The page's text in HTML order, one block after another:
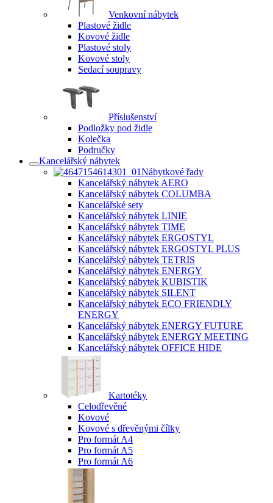
Venkovní nábytek
Plastové židle
Kovové židle
Plastové stoly
Kovové stoly
Sedací soupravy
Příslušenství
Podložky pod židle
Kolečka
Područky
Kancelářský nábytek
Nábytkové řady
Kancelářský nábytek AERO
Kancelářský nábytek COLUMBA
Kancelářské sety
Kancelářský nábytek LINIE
Kancelářský nábytek TIME
Kancelářský nábytek ERGOSTYL
Kancelářský nábytek ERGOSTYL PLUS
Kancelářský nábytek TETRIS
Kancelářský nábytek ENERGY
Kancelářský nábytek KUBISTIK
Kancelářský nábytek SILENT
Kancelářský nábytek ECO FRIENDLY
ENERGY
Kancelářský nábytek ENERGY FUTURE
Kancelářský nábytek ENERGY MEETING
Kancelářský nábytek OFFICE HIDE
Kartotéky
Celodřevěné
Kovové
Kovové s dřevěnými čílky
Pro formát A4
Pro formát A5
Pro formát A6